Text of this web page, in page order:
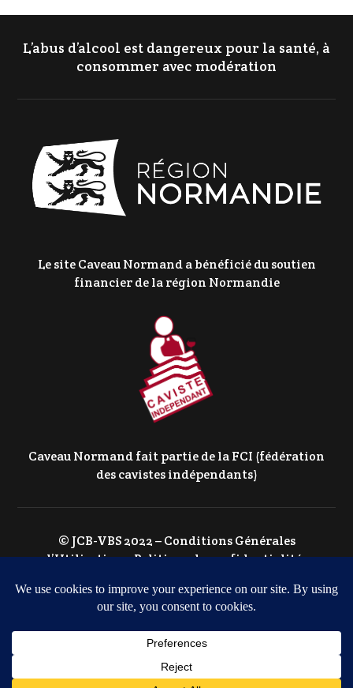
L’abus d’alcool est dangereux pour la santé, à
consommer avec modération
Le site Caveau Normand a bénéficié du soutien
financier de la région Normandie
Caveau Normand fait partie de la FCI (fédération
des cavistes indépendants)
© JCB-VBS 2022 –Conditions Générales
d’Utilisation–Politique de confidentialité–